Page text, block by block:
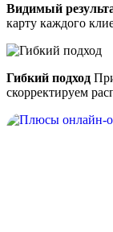
Видимый
карту каждого
Гибкий подход
скорректируем